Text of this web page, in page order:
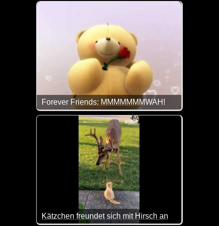
Ist das nicht goldig wie das Kätzchen mit den
Forever Friends: MMMMMMMWAH!
Eine Rose für dich zum Weltfrauentag!
Kätzchen freundet sich mit Hirsch an